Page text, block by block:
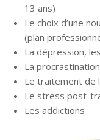
13 ans)
Le choix d’une
(plan
La dépression,
La procrastination
Le traitement de
Le stress post-
Les addictions